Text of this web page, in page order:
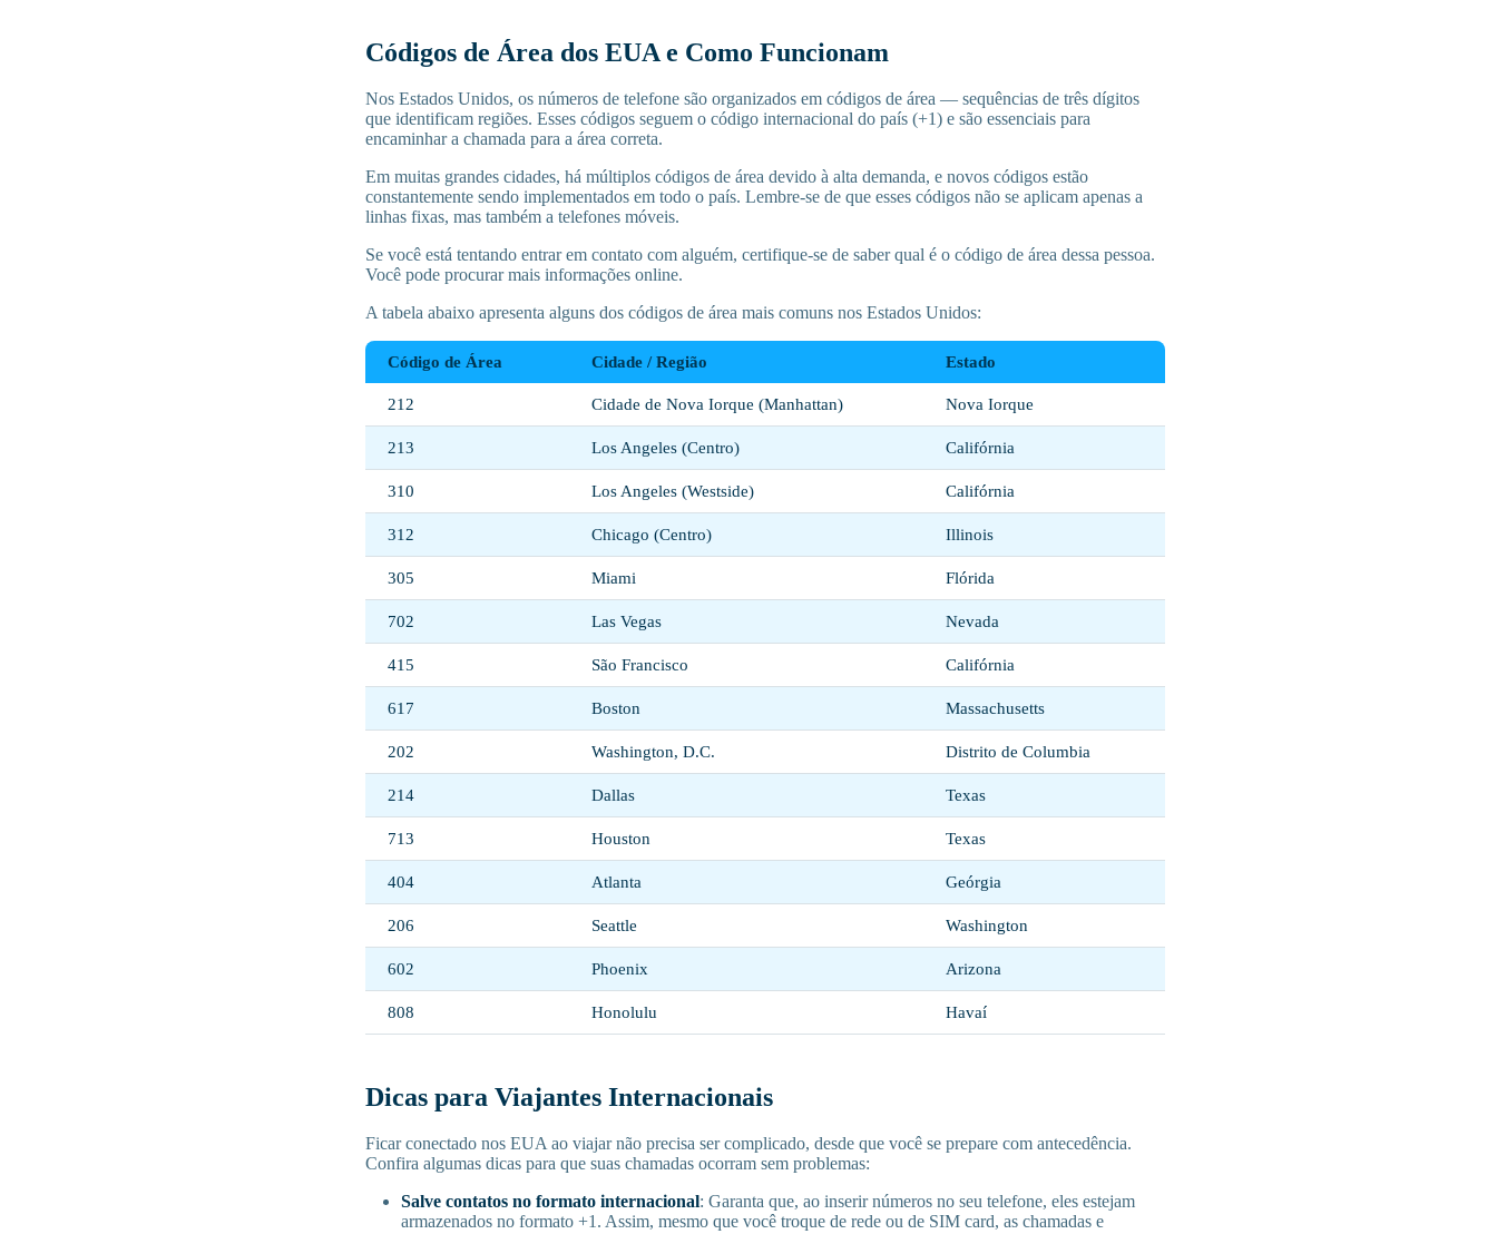
Códigos de Área dos EUA e Como Funcionam
Nos Estados Unidos, os números de telefone são organizados em códigos de área — sequências de três dígitos
que identificam regiões. Esses códigos seguem o código internacional do país (+1) e são essenciais para
encaminhar a chamada para a área correta.
Em muitas grandes cidades, há múltiplos códigos de área devido à alta demanda, e novos códigos estão
constantemente sendo implementados em todo o país. Lembre-se de que esses códigos não se aplicam apenas a
linhas fixas, mas também a telefones móveis.
Se você está tentando entrar em contato com alguém, certifique-se de saber qual é o código de área dessa pessoa.
Você pode procurar mais informações online.
A tabela abaixo apresenta alguns dos códigos de área mais comuns nos Estados Unidos:
Código de Área Cidade / Região Estado
212 Cidade de Nova Iorque (Manhattan) Nova Iorque
213 Los Angeles (Centro) Califórnia
310 Los Angeles (Westside) Califórnia
312 Chicago (Centro) Illinois
305 Miami Flórida
702 Las Vegas Nevada
415 São Francisco Califórnia
617 Boston Massachusetts
202 Washington, D.C. Distrito de Columbia
214 Dallas Texas
713 Houston Texas
404 Atlanta Geórgia
206 Seattle Washington
602 Phoenix Arizona
808 Honolulu Havaí
Dicas para Viajantes Internacionais
Ficar conectado nos EUA ao viajar não precisa ser complicado, desde que você se prepare com antecedência.
Confira algumas dicas para que suas chamadas ocorram sem problemas:
Salve contatos no formato internacional: Garanta que, ao inserir números no seu telefone, eles estejam
armazenados no formato +1. Assim, mesmo que você troque de rede ou de SIM card, as chamadas e